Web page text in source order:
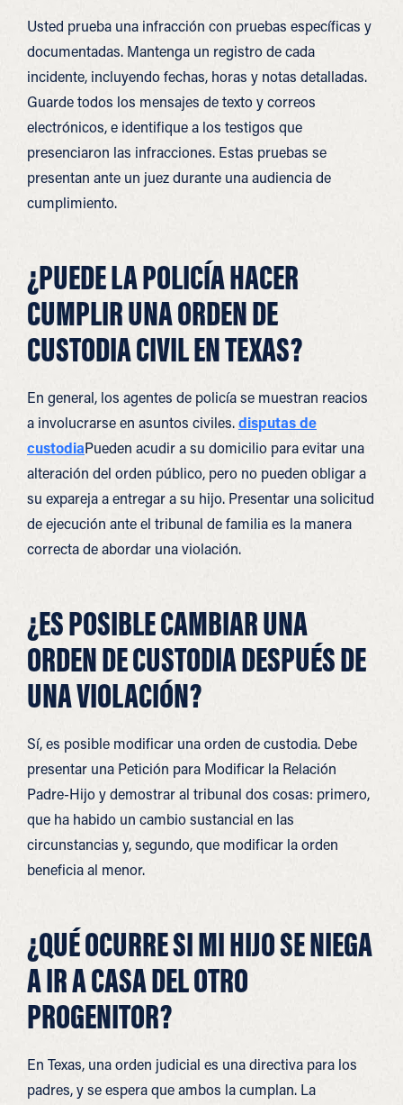
Usted prueba una infracción con pruebas específicas y
documentadas. Mantenga un registro de cada
incidente, incluyendo fechas, horas y notas detalladas.
Guarde todos los mensajes de texto y correos
electrónicos, e identifique a los testigos que
presenciaron las infracciones. Estas pruebas se
presentan ante un juez durante una audiencia de
cumplimiento.
¿PUEDE LA POLICÍA HACER
CUMPLIR UNA ORDEN DE
CUSTODIA CIVIL EN TEXAS?
En general, los agentes de policía se muestran reacios
a involucrarse en asuntos civiles.disputas de
custodiaPueden acudir a su domicilio para evitar una
alteración del orden público, pero no pueden obligar a
su expareja a entregar a su hijo. Presentar una solicitud
de ejecución ante el tribunal de familia es la manera
correcta de abordar una violación.
¿ES POSIBLE CAMBIAR UNA
ORDEN DE CUSTODIA DESPUÉS DE
UNA VIOLACIÓN?
Sí, es posible modificar una orden de custodia. Debe
presentar una Petición para Modificar la Relación
Padre-Hijo y demostrar al tribunal dos cosas: primero,
que ha habido un cambio sustancial en las
circunstancias y, segundo, que modificar la orden
beneficia al menor.
¿QUÉ OCURRE SI MI HIJO SE NIEGA
A IR A CASA DEL OTRO
PROGENITOR?
En Texas, una orden judicial es una directiva para los
padres, y se espera que ambos la cumplan. La